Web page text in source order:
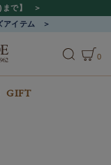
で】
アイテム
0
GIFT